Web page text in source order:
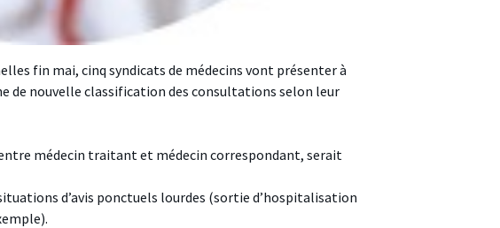
fin mai, cinq syndicats de médecins vont présenter à
de nouvelle classification des consultations selon leur
médecin traitant et médecin correspondant, serait
d’avis ponctuels lourdes (sortie d’hospitalisation